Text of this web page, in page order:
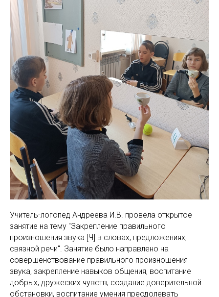
Учитель-логопед Андреева И.В. провела открытое
занятие на тему "Закрепление правильного
произношения звука [Ч] в словах, предложениях,
связной речи". Занятие было направлено на
совершенствование правильного произношения
звука, закрепление навыков общения, воспитание
добрых, дружеских чувств, создание доверительной
обстановки, воспитание умения преодолевать